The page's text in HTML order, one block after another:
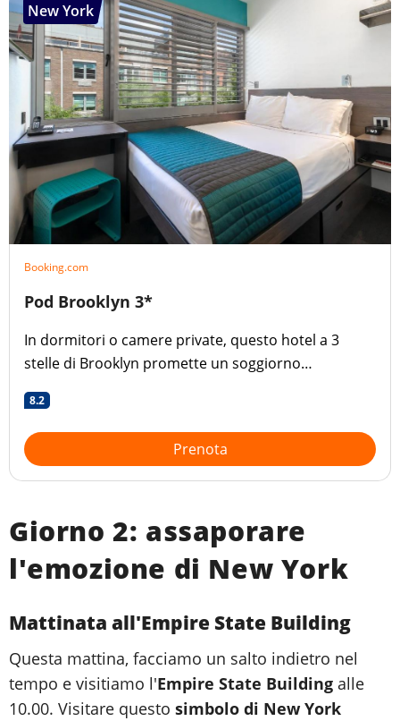
New York
Booking.com
Pod Brooklyn 3*
In dormitori o camere private, questo hotel a 3
stelle di Brooklyn promette un soggiorno
8.2
Prenota
Giorno 2: assaporare
l'emozione di New York
Mattinata all'Empire State Building
Questa mattina, facciamo un salto indietro nel
tempo e visitiamo l'Empire State Building alle
10.00. Visitare questo simbolo di New York